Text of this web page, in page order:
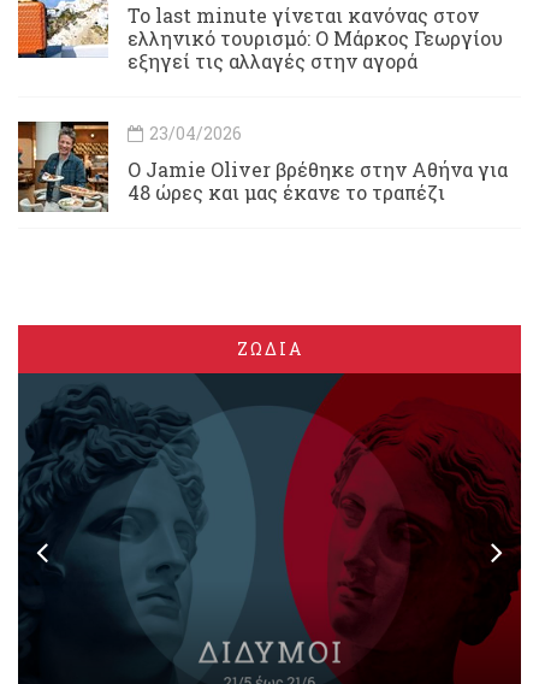
Το last minute γίνεται κανόνας στον
ελληνικό τουρισμό: Ο Μάρκος Γεωργίου
εξηγεί τις αλλαγές στην αγορά
23/04/2026
Ο Jamie Oliver βρέθηκε στην Αθήνα για
48 ώρες και μας έκανε το τραπέζι
ΖΩΔΙΑ